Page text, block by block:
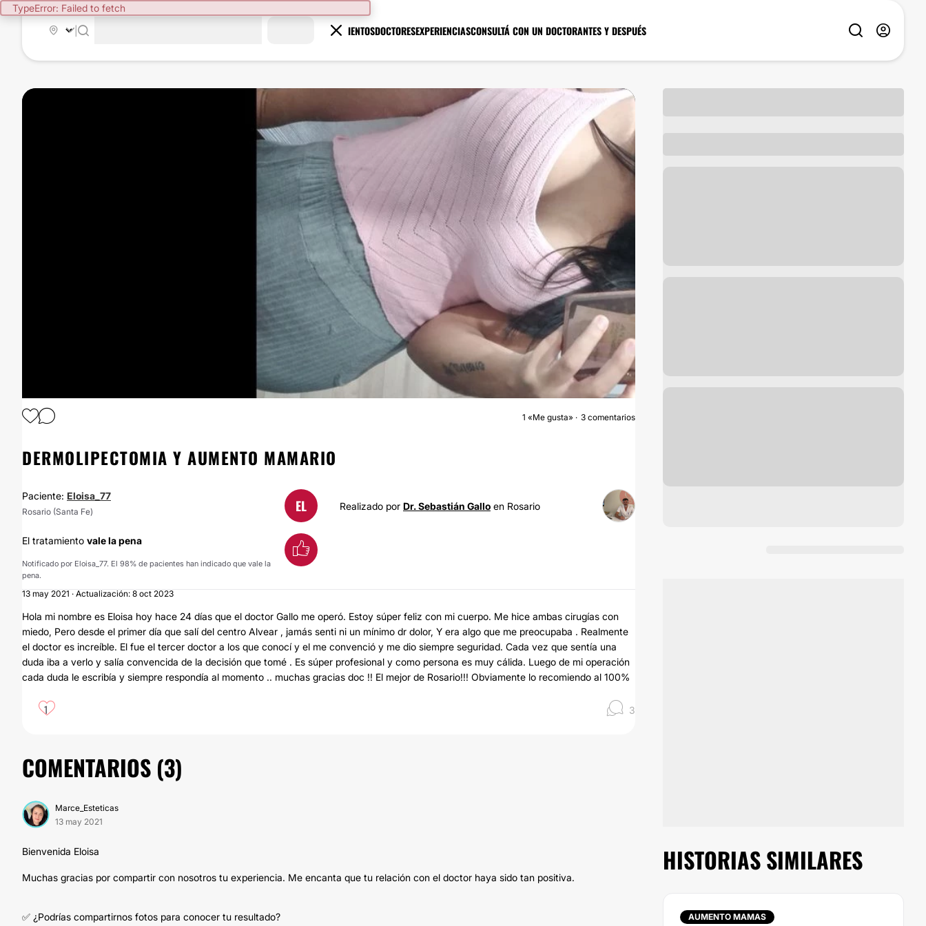
TypeError: Failed to fetch
TRATAMIENTOSDOCTORESEXPERIENCIASCONSULTÁ CON UN DOCTORANTES Y DESPUÉS
DERMOLIPECTOMÍA
1 «Me gusta» 3 comentarios
DERMOLIPECTOMIA Y AUMENTO MAMARIO
Paciente: Eloisa_77
Rosario (Santa Fe) EL Realizado por Dr. Sebastián Gallo en Rosario
El tratamiento vale la pena
Notificado por Eloisa_77. El 98% de pacientes han indicado que vale la
pena.
13 may 2021 · Actualización: 8 oct 2023
Hola mi nombre es Eloisa hoy hace 24 días que el doctor Gallo me operó. Estoy súper feliz con mi cuerpo. Me hice ambas cirugías con
miedo, Pero desde el primer día que salí del centro Alvear , jamás senti ni un mínimo dr dolor, Y era algo que me preocupaba . Realmente
el doctor es increíble. El fue el tercer doctor a los que conocí y el me convenció y me dio siempre seguridad. Cada vez que sentía una
duda iba a verlo y salía convencida de la decisión que tomé . Es súper profesional y como persona es muy cálida. Luego de mi operación
cada duda le escribía y siempre respondía al momento .. muchas gracias doc !! El mejor de Rosario!!! Obviamente lo recomiendo al 100%
1 3
COMENTARIOS (3)
Marce_Esteticas
13 may 2021
Bienvenida Eloisa
Muchas gracias por compartir con nosotros tu experiencia. Me encanta que tu relación con el doctor haya sido tan positiva.
✅ ¿Podrías compartirnos fotos para conocer tu resultado?
HISTORIAS SIMILARES
AUMENTO MAMAS